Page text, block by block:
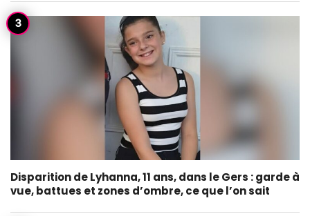
Disparition de Lyhanna, 11 ans, dans le Gers : garde à
vue, battues et zones d’ombre, ce que l’on sait